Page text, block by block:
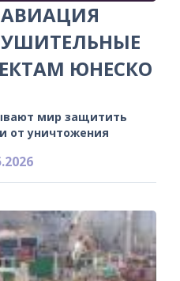
ЮНЕСКО
мир защитить
от уничтожения